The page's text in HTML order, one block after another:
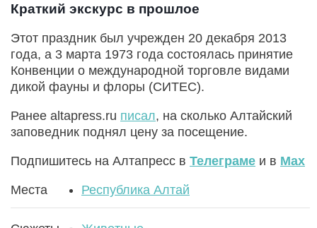
Краткий экскурс в прошлое
Этот праздник был учрежден 20 декабря 2013
года, а 3 марта 1973 года состоялась принятие
Конвенции о международной торговле видами
дикой фауны и флоры (СИТЕС).
Ранее altapress.ru писал, на сколько Алтайский
заповедник поднял цену за посещение.
Подпишитесь на Алтапресс в Телеграме и в Max
Места Республика Алтай